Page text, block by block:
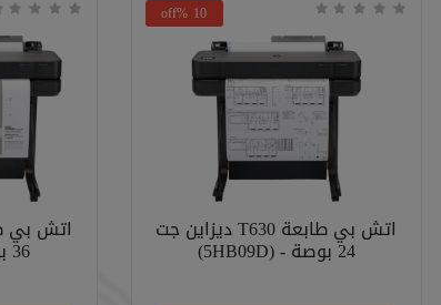
10 %off
اتش بي طابعة T630 ديزاين جت
24 بوصة - (5HB09D) 36 بوصة - (5HB11D)